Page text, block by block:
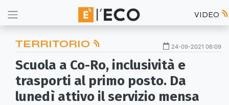
VIDEO
TERRITORIO 24-09-2021 06:09
Scuola a Co-Ro, inclusività e
trasporti al primo posto. Da
lunedì attivo il servizio mensa